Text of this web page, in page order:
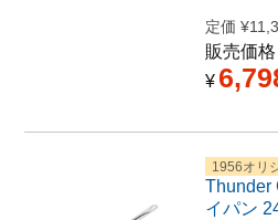
定価 ¥
販売価格
¥
1956オリ
Thunder
イパン